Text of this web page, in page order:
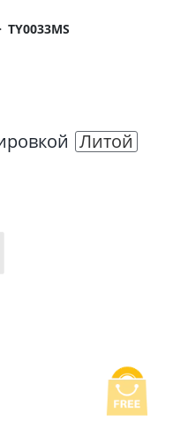
TY0033MS
Литой